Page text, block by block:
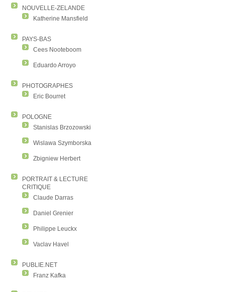
NOUVELLE-ZELANDE
Katherine Mansfield
PAYS-BAS
Cees Nooteboom
Eduardo Arroyo
PHOTOGRAPHES
Eric Bourret
POLOGNE
Stanislas Brzozowski
Wislawa Szymborska
Zbigniew Herbert
PORTRAIT & LECTURE
CRITIQUE
Claude Darras
Daniel Grenier
Philippe Leuckx
Vaclav Havel
PUBLIE.NET
Franz Kafka